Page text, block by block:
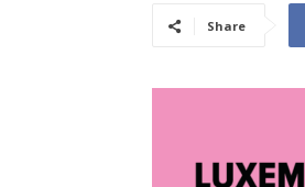
Share